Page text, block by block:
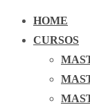
HOME
CURSOS